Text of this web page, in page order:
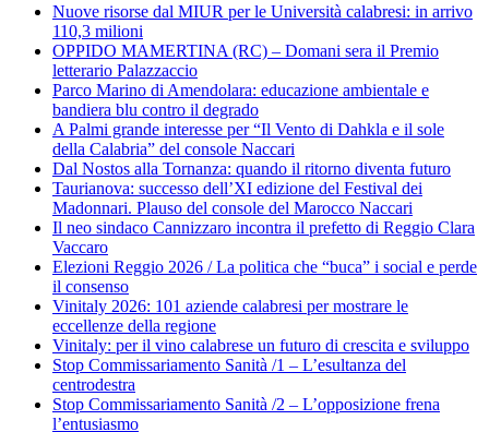
Nuove risorse dal MIUR per le Università calabresi: in arrivo
110,3 milioni
OPPIDO MAMERTINA (RC) – Domani sera il Premio
letterario Palazzaccio
Parco Marino di Amendolara: educazione ambientale e
bandiera blu contro il degrado
A Palmi grande interesse per “Il Vento di Dahkla e il sole
della Calabria” del console Naccari
Dal Nostos alla Tornanza: quando il ritorno diventa futuro
Taurianova: successo dell’XI edizione del Festival dei
Madonnari. Plauso del console del Marocco Naccari
Il neo sindaco Cannizzaro incontra il prefetto di Reggio Clara
Vaccaro
Elezioni Reggio 2026 / La politica che “buca” i social e perde
il consenso
Vinitaly 2026: 101 aziende calabresi per mostrare le
eccellenze della regione
Vinitaly: per il vino calabrese un futuro di crescita e sviluppo
Stop Commissariamento Sanità /1 – L’esultanza del
centrodestra
Stop Commissariamento Sanità /2 – L’opposizione frena
l’entusiasmo